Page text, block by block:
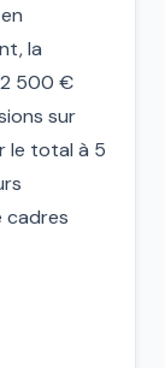
la
500 €
sur
le total à 5
cadres